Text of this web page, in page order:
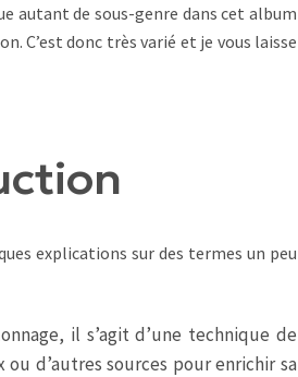
autant de sous-genre dans cet album
C’est donc très varié et je vous laisse
explications sur des termes un peu
il s’agit d’une technique de
d’autres sources pour enrichir sa